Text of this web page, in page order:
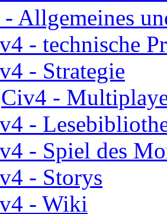
Allgemeines
- technische
- Strategie
Civ4 -
-
- Spiel des
- Storys
- Wiki